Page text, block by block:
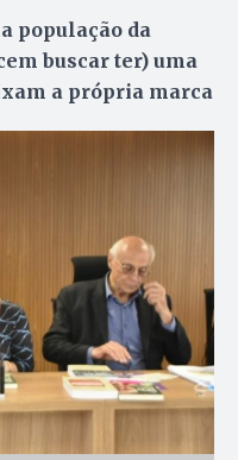
população da
buscar ter) uma
a própria marca